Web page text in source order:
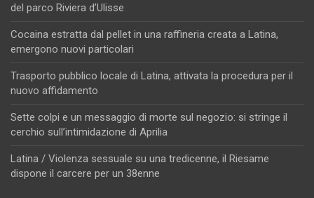
del parco Riviera d’Ulisse
Cocaina estratta dal pellet in una raffineria creata a Latina,
emergono nuovi particolari
Trasporto pubblico locale di Latina, attivata la procedura per il
nuovo affidamento
Sette colpi e un messaggio di morte sul negozio: si stringe il
cerchio sull’intimidazione di Aprilia
Latina / Violenza sessuale su una tredicenne, il Riesame
dispone il carcere per un 38enne